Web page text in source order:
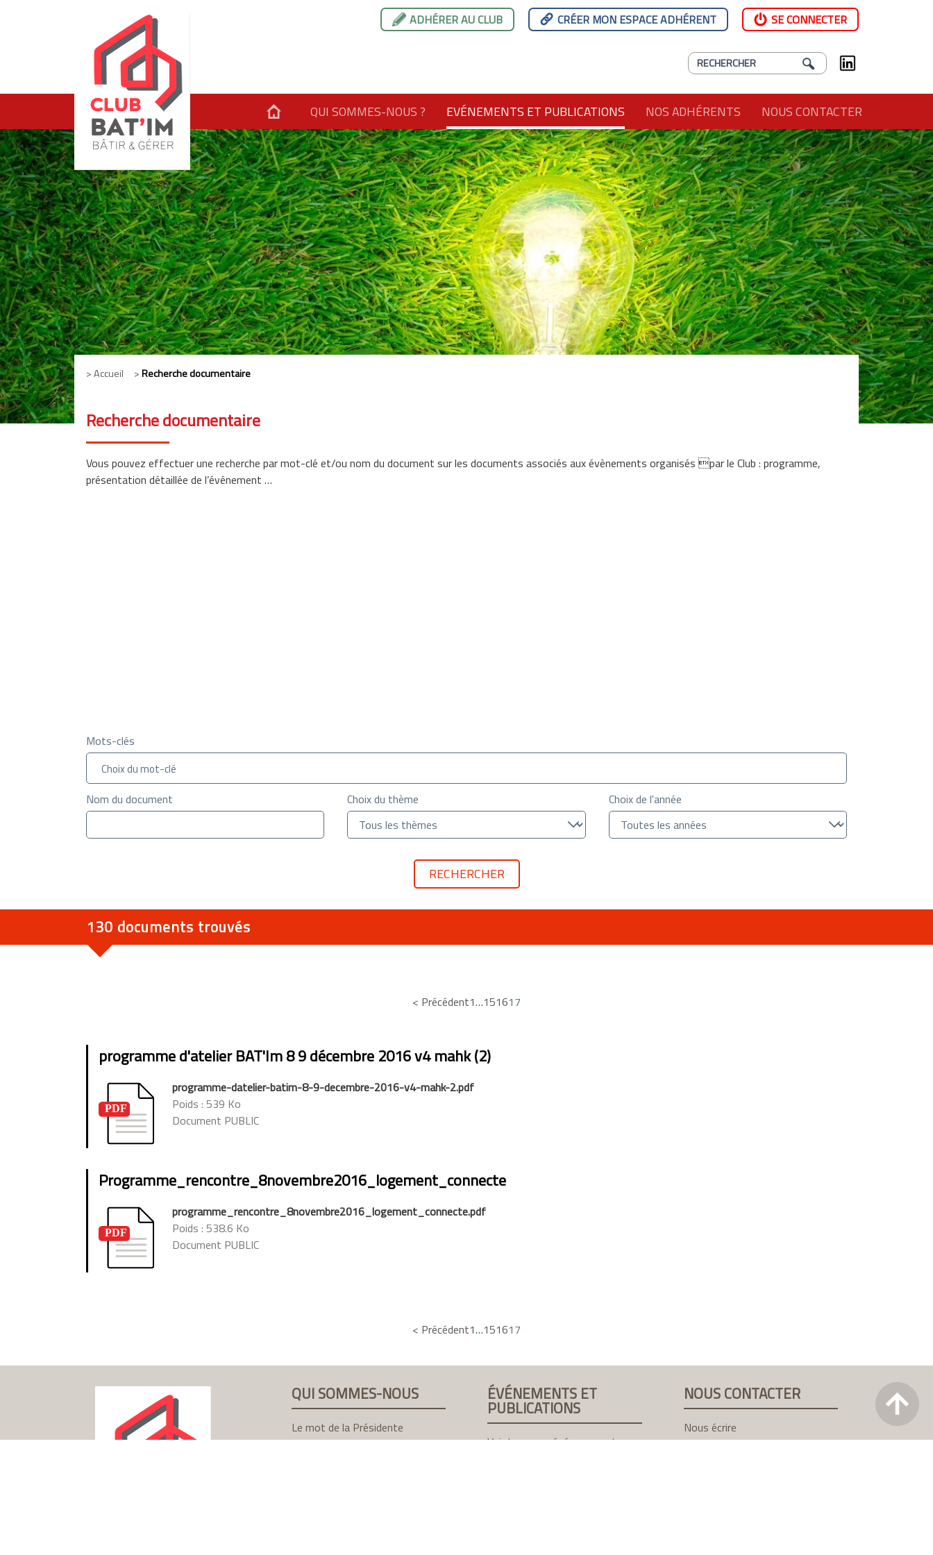
ADHÉRER AU CLUB CRÉER MON ESPACE ADHÉRENT SE CONNECTER
QUI SOMMES-NOUS ? EVÉNEMENTS ET PUBLICATIONS NOS ADHÉRENTS NOUS CONTACTER
> Accueil >Recherche documentaire
Recherche documentaire
Vous pouvez effectuer une recherche par mot-clé et/ou nom du document sur les documents associés aux évènements organisés par le Club : programme,
présentation détaillée de l’événement …
Mots-clés
Nom du document Choix du thème Choix de l'année
130 documents trouvés
< Précédent1…151617
programme d'atelier BAT'Im 8 9 décembre 2016 v4 mahk (2)
programme-datelier-batim-8-9-decembre-2016-v4-mahk-2.pdf
Poids : 539 Ko
Document PUBLIC
Programme_rencontre_8novembre2016_logement_connecte
programme_rencontre_8novembre2016_logement_connecte.pdf
Poids : 538.6 Ko
Document PUBLIC
< Précédent1…151617
QUI SOMMES-NOUS
Le mot de la Présidente
Notre Conseil d’Administration
ÉVÉNEMENTS ET
PUBLICATIONS
Voir tous nos événenements
NOUS CONTACTER
Nous écrire